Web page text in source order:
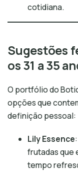
cotidiana.
Sugestões
os 31 a 35
O portfólio do
opções que
definição pessoal:
Lily Essence
frutadas que
tempo